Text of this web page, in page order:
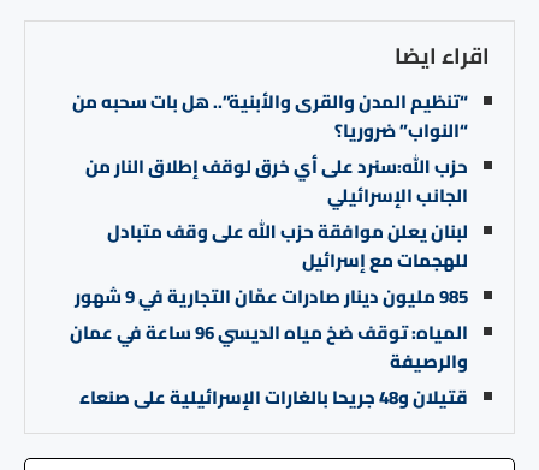
اقراء ايضا
“تنظيم المدن والقرى والأبنية”.. هل بات سحبه من
“النواب” ضروريا؟
حزب الله:سنرد على أي خرق لوقف إطلاق النار من
الجانب الإسرائيلي
لبنان يعلن موافقة حزب الله على وقف متبادل
للهجمات مع إسرائيل
985 مليون دينار صادرات عمّان التجارية في 9 شهور
المياه: توقف ضخ مياه الديسي 96 ساعة في عمان
والرصيفة
قتيلان و48 جريحا بالغارات الإسرائيلية على صنعاء